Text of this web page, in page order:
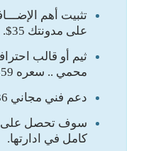
تثبيت أهم
على مدونتك 35$.
ثيم أو قالب
محمي .. سعره 59$ ستأخذه مجاناً
دعم فني مجاني 36$
سوف تحصل على
كامل في ادارتها.